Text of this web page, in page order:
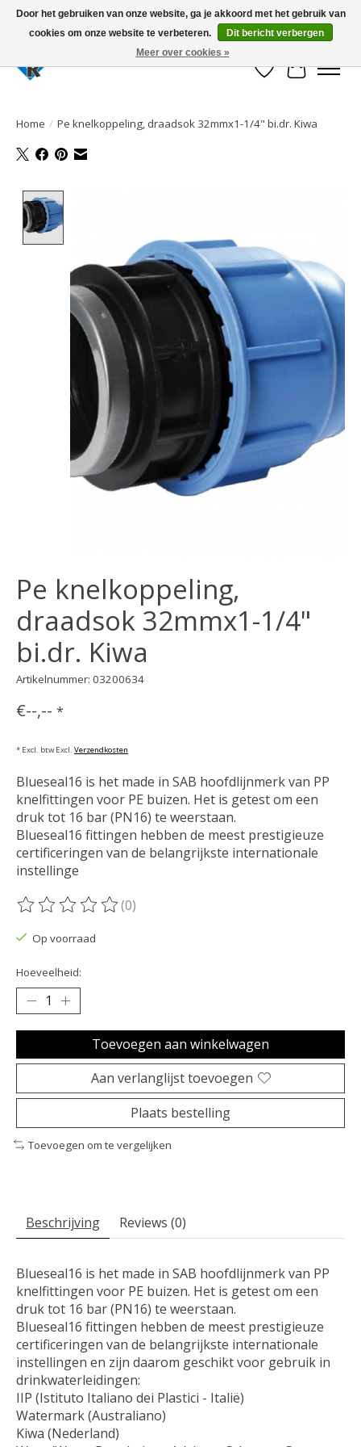
Large selection of products and fast shipping!
Verlanglijst
Home / Pe knelkoppeling, draadsok 32mmx1-1/4" bi.dr. Kiwa
Pe knelkoppeling,
draadsok 32mmx1-1/4"
bi.dr. Kiwa
Artikelnummer: 03200634
€--,-- *
* Excl. btw Excl. Verzendkosten
Blueseal16 is het made in SAB hoofdlijnmerk van PP
knelfittingen voor PE buizen. Het is getest om een ​​
druk tot 16 bar (PN16) te weerstaan.
Blueseal16 fittingen hebben de meest prestigieuze
certificeringen van de belangrijkste internationale
instellinge
De beoordeling van dit product is
(0)
Op voorraad
Hoeveelheid:
Toevoegen aan winkelwagen
Aan verlanglijst toevoegen
Plaats bestelling
Toevoegen om te vergelijken
Beschrijving Reviews (0)
Blueseal16 is het made in SAB hoofdlijnmerk van PP
knelfittingen voor PE buizen. Het is getest om een ​​
druk tot 16 bar (PN16) te weerstaan.
Blueseal16 fittingen hebben de meest prestigieuze
certificeringen van de belangrijkste internationale
instellingen en zijn daarom geschikt voor gebruik in
drinkwaterleidingen:
IIP (Istituto Italiano dei Plastici - Italië)
Watermark (Australiano)
Kiwa (Nederland)
Door het gebruiken van onze website, ga je akkoord met het gebruik van
cookies om onze website te verbeteren.
Dit bericht verbergen
Meer over cookies »